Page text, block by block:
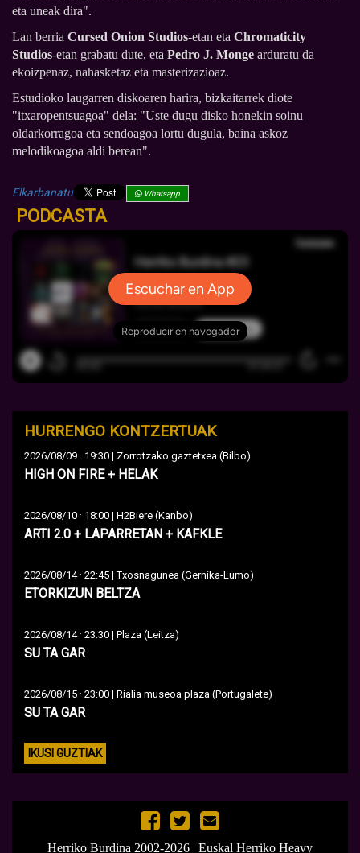
eta uneak dira".
Lan berria Cursed Onion Studios-etan eta Chromaticity
Studios-etan grabatu dute, eta Pedro J. Monge arduratu da
ekoizpenaz, nahasketaz eta masterizazioaz.
Estudioko laugarren diskoaren harira, bizkaitarrek diote
"itxaropentsuagoa" dela: "Uste dugu disko honekin soinu
oldarkorragoa eta sendoagoa lortu dugula, baina askoz
melodikoagoa aldi berean".
Elkarbanatu Whatsapp
PODCASTA
HURRENGO KONTZERTUAK
2026/08/09 · 19:30 | Zorrotzako gaztetxea (Bilbo)
HIGH ON FIRE + HELAK
2026/08/10 · 18:00 | H2Biere (Kanbo)
ARTI 2.0 + LAPARRETAN + KAFKLE
2026/08/14· 22:45 | Txosnagunea (Gernika-Lumo)
ETORKIZUN BELTZA
2026/08/14· 23:30 | Plaza (Leitza)
SU TA GAR
2026/08/15 · 23:00 | Rialia museoa plaza (Portugalete)
SU TA GAR
IKUSI GUZTIAK
Herriko Burdina 2002-2026 | Euskal Herriko Heavy